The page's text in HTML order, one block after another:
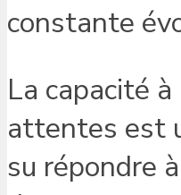
constante
La capacité
attentes est
su répondre